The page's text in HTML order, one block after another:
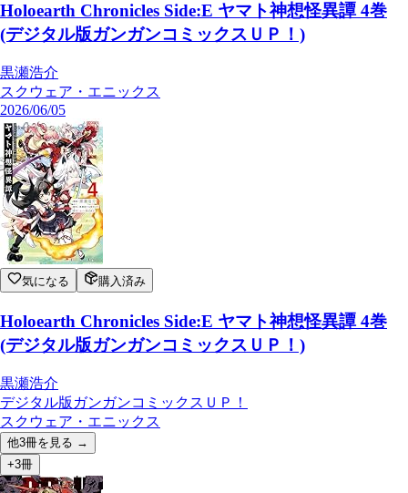
Holoearth Chronicles Side:E ヤマト神想怪異譚 4巻
(デジタル版ガンガンコミックスＵＰ！)
黒瀬浩介
スクウェア・エニックス
2026/06/05
気になる 購入済み
Holoearth Chronicles Side:E ヤマト神想怪異譚 4巻
(デジタル版ガンガンコミックスＵＰ！)
黒瀬浩介
デジタル版ガンガンコミックスＵＰ！
スクウェア・エニックス
他3冊を見る →
+3冊